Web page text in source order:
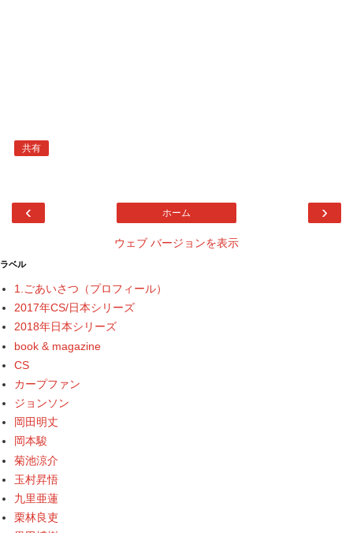
共有
‹ ›
ホーム
ウェブ バージョンを表示
ラベル
1.ごあいさつ（プロフィール）
2017年CS/日本シリーズ
2018年日本シリーズ
book & magazine
CS
カープファン
ジョンソン
岡田明丈
岡本駿
菊池涼介
玉村昇悟
九里亜蓮
栗林良吏